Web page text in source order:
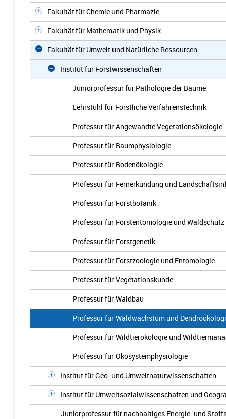
Fakultät für Chemie und Pharmazie
Fakultät für Mathematik und Physik
Fakultät für Umwelt und Natürliche Ressourcen
Institut für Forstwissenschaften
Juniorprofessur für Pathologie der Bäume
Lehrstuhl für Forstliche Verfahrenstechnik
Professur für Angewandte Vegetationsökologie
Professur für Baumphysiologie
Professur für Bodenökologie
Professur für Fernerkundung und
Professur für Forstbotanik
Professur für Forstentomologie und Waldschutz
Professur für Forstgenetik
Professur für Forstzoologie und Entomologie
Professur für Vegetationskunde
Professur für Waldbau
Professur für Waldwachstum und
Professur für Wildtierökologie und
Professur für Ökosystemphysiologie
Institut für Geo- und Umweltnaturwissenschaften
Institut für Umweltsozialwissenschaften und
Juniorprofessur für nachhaltiges Energie- und